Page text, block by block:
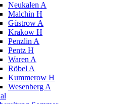
Neukalen A
Malchin H
Güstrow A
Krakow H
Penzlin A
Pentz H
Waren A
Röbel A
Kummerow H
Wesenberg A